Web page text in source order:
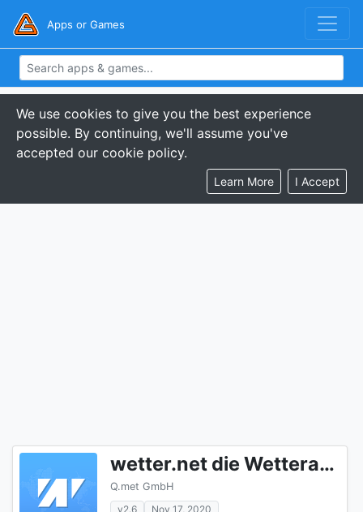
Apps or Games
We use cookies to give you the best experience
possible. By continuing, we'll assume you've
accepted our cookie policy.
Learn More I Accept
wetter.net die Wetterapp
Q.met GmbH
v2.6
Nov 17, 2020